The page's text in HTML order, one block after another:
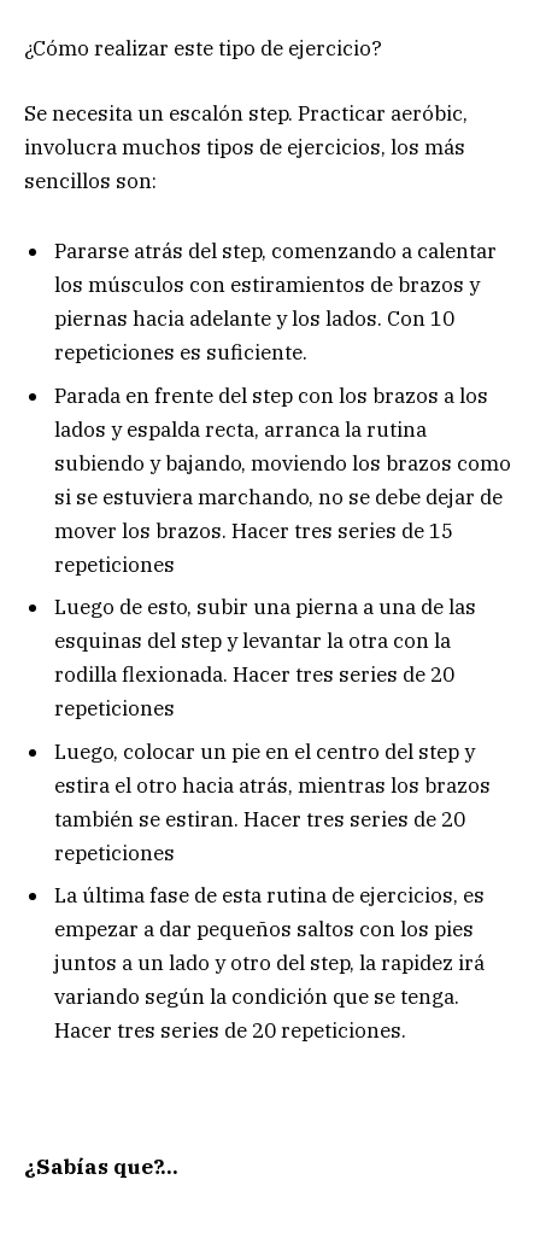
¿Cómo realizar este tipo de ejercicio?
Se necesita un escalón step. Practicar aeróbic,
involucra muchos tipos de ejercicios, los más
sencillos son:
Pararse atrás del step, comenzando a calentar
los músculos con estiramientos de brazos y
piernas hacia adelante y los lados. Con 10
repeticiones es suficiente.
Parada en frente del step con los brazos a los
lados y espalda recta, arranca la rutina
subiendo y bajando, moviendo los brazos como
si se estuviera marchando, no se debe dejar de
mover los brazos. Hacer tres series de 15
repeticiones
Luego de esto, subir una pierna a una de las
esquinas del step y levantar la otra con la
rodilla flexionada. Hacer tres series de 20
repeticiones
Luego, colocar un pie en el centro del step y
estira el otro hacia atrás, mientras los brazos
también se estiran. Hacer tres series de 20
repeticiones
La última fase de esta rutina de ejercicios, es
empezar a dar pequeños saltos con los pies
juntos a un lado y otro del step, la rapidez irá
variando según la condición que se tenga.
Hacer tres series de 20 repeticiones.
¿Sabías que?…